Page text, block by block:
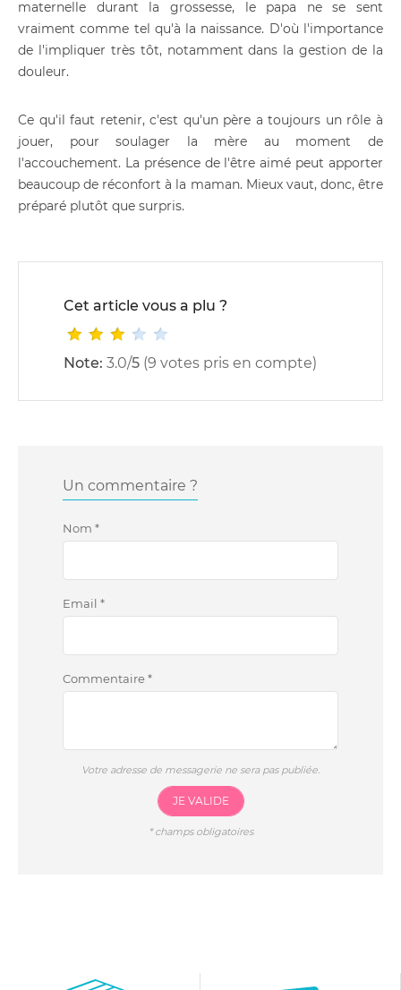
maternelle durant la grossesse, le papa ne se sent
vraiment comme tel qu'à la naissance. D'où l'importance
de l'impliquer très tôt, notamment dans la gestion de la
douleur.
Ce qu'il faut retenir, c'est qu'un père a toujours un rôle à
jouer, pour soulager la mère au moment de
l'accouchement. La présence de l'être aimé peut apporter
beaucoup de réconfort à la maman. Mieux vaut, donc, être
préparé plutôt que surpris.
Cet article vous a plu ?
Note: 3.0/5 (9 votes pris en compte)
Un commentaire ?
Nom *
Email *
Commentaire*
Votre adresse de messagerie ne sera pas publiée.
JE VALIDE
*champs obligatoires